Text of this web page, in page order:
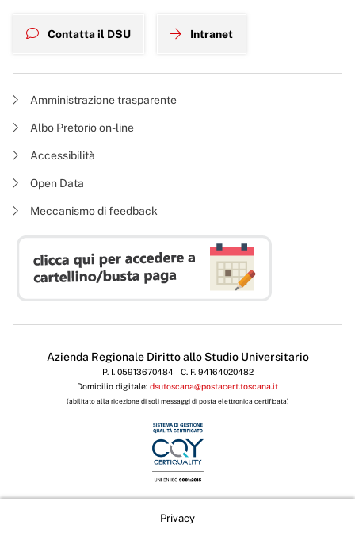
Contatta il DSU Intranet
Amministrazione trasparente
Albo Pretorio on-line
Accessibilità
Open Data
Meccanismo di feedback
Azienda Regionale Diritto allo Studio Universitario
P. I. 05913670484 | C. F. 94164020482
Domicilio digitale: dsutoscana@postacert.toscana.it
(abilitato alla ricezione di soli messaggi di posta elettronica certificata)
Privacy